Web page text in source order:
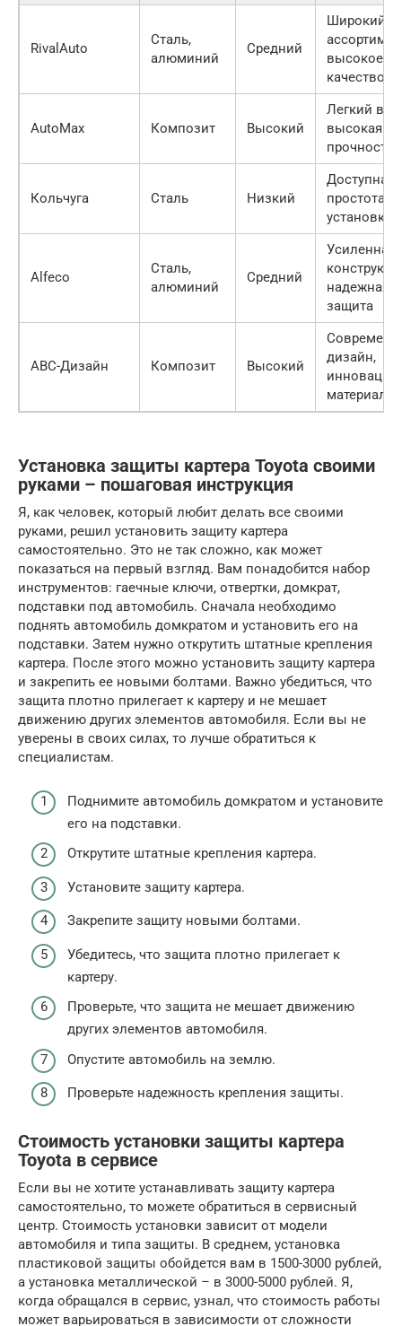
RivalAuto
Сталь,
алюминий
Средний
Широкий
высокое
качество
AutoMax Композит Высокий
Легкий вес,
высокая
прочность
Кольчуга Сталь Низкий
Доступная
простота
установки
Alfeco
Сталь,
алюминий
Средний
Усиленная
надежная
защита
АВС-Дизайн Композит Высокий
дизайн,
материалы
Установка защиты картера Toyota своими
руками – пошаговая инструкция
Я, как человек, который любит делать все своими
руками, решил установить защиту картера
самостоятельно. Это не так сложно, как может
показаться на первый взгляд. Вам понадобится набор
инструментов: гаечные ключи, отвертки, домкрат,
подставки под автомобиль. Сначала необходимо
поднять автомобиль домкратом и установить его на
подставки. Затем нужно открутить штатные крепления
картера. После этого можно установить защиту картера
и закрепить ее новыми болтами. Важно убедиться, что
защита плотно прилегает к картеру и не мешает
движению других элементов автомобиля. Если вы не
уверены в своих силах, то лучше обратиться к
специалистам.
Поднимите автомобиль домкратом и установите
его на подставки.
Открутите штатные крепления картера.
Установите защиту картера.
Закрепите защиту новыми болтами.
Убедитесь, что защита плотно прилегает к
картеру.
Проверьте, что защита не мешает движению
других элементов автомобиля.
Опустите автомобиль на землю.
Проверьте надежность крепления защиты.
Стоимость установки защиты картера
Toyota в сервисе
Если вы не хотите устанавливать защиту картера
самостоятельно, то можете обратиться в сервисный
центр. Стоимость установки зависит от модели
автомобиля и типа защиты. В среднем, установка
пластиковой защиты обойдется вам в 1500-3000 рублей,
а установка металлической – в 3000-5000 рублей. Я,
когда обращался в сервис, узнал, что стоимость работы
может варьироваться в зависимости от сложности